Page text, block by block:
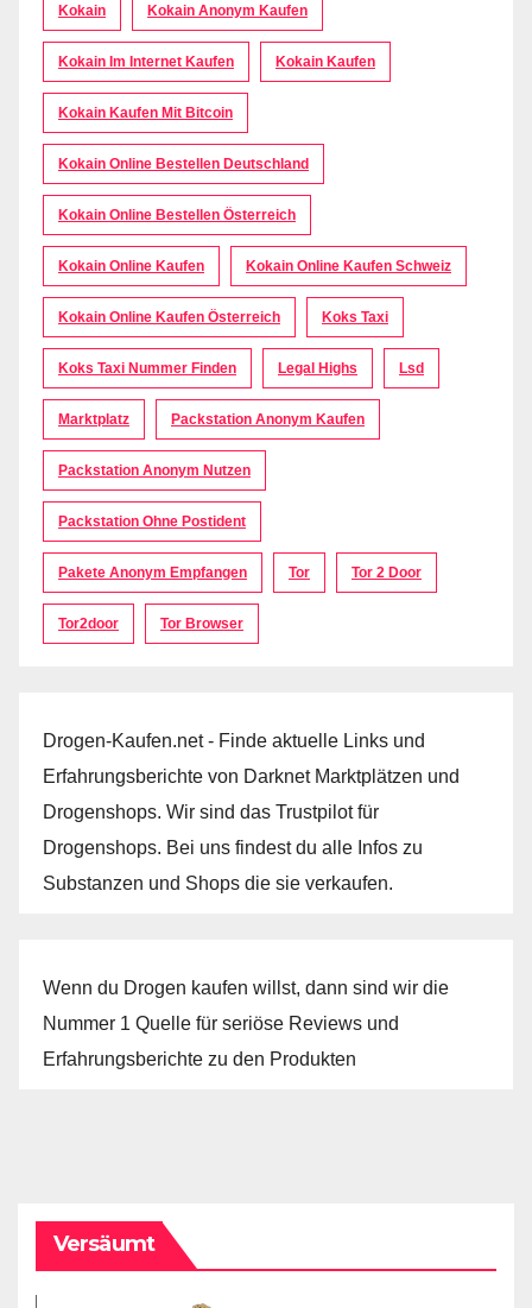
Kokain Kokain Anonym Kaufen
Kokain Im Internet Kaufen Kokain Kaufen
Kokain Kaufen Mit Bitcoin
Kokain Online Bestellen Deutschland
Kokain Online Bestellen Österreich
Kokain Online Kaufen Kokain Online Kaufen Schweiz
Kokain Online Kaufen Österreich Koks Taxi
Koks Taxi Nummer Finden Legal Highs Lsd
Marktplatz Packstation Anonym Kaufen
Packstation Anonym Nutzen
Packstation Ohne Postident
Pakete Anonym Empfangen Tor Tor 2 Door
Tor2door Tor Browser
Drogen-Kaufen.net - Finde aktuelle Links und
Erfahrungsberichte von Darknet Marktplätzen und
Drogenshops. Wir sind das Trustpilot für
Drogenshops. Bei uns findest du alle Infos zu
Substanzen und Shops die sie verkaufen.
Wenn du Drogen kaufen willst, dann sind wir die
Nummer 1 Quelle für seriöse Reviews und
Erfahrungsberichte zu den Produkten
Versäumt